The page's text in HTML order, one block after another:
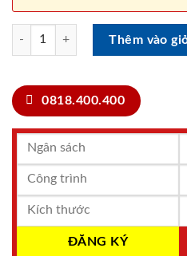
CỬA NHỰA COMPOSITE LX.237
Thêm vào
0818.400.400